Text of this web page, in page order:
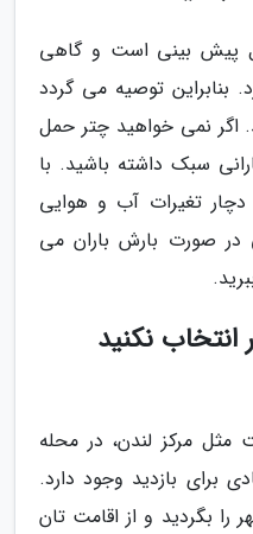
پیش بینی است و گاهی
بنابراین توصیه می گردد
اگر نمی خواهید چتر حمل
سبک داشته باشید. با
دچار تغیرات آب و هوایی
صورت بارش باران می
انتخاب نکنید
مرکز لندن، در محله
برای بازدید وجود دارد.
را بگردید و از اقامت تان